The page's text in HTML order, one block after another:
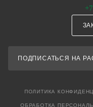
ПОДПИСАТЬСЯ НА
ПОЛИТИКА
ОБРАБОТКА